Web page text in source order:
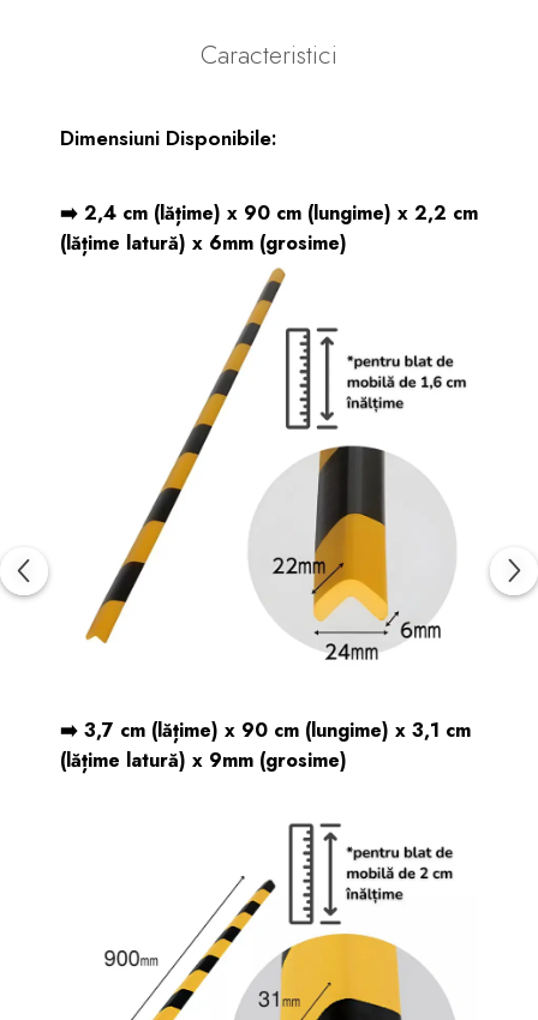
Caracteristici
Dimensiuni Disponibile:
➡️ 2,4 cm (lățime) x 90 cm (lungime) x 2,2 cm
(lățime latură) x 6mm (grosime)
➡️ 3,7 cm (lățime) x 90 cm (lungime) x 3,1 cm
(lățime latură) x 9mm (grosime)